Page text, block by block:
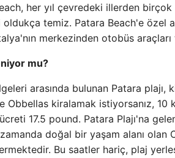
her yıl çevredeki illerden
oldukça temiz. Patara Beach'e
merkezinden otobüs
mu?
arasında bulunan Patara
Obbellas kiralamak istiyorsanız, 10
17.5 pound. Patara Plajı'na
doğal bir yaşam alanı
Bu saatler hariç, plaj